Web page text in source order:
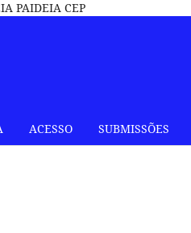
PAIDEIA CEP
ACESSO SUBMISSÕES